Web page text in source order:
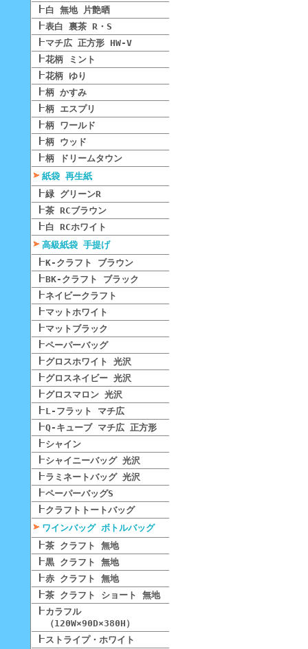
白 無地 片艶晒
表白 裏茶 R・S
マチ広 正方形 HW-V
花柄 ミント
花柄 ゆり
柄 かすみ
柄 エスプリ
柄 ワールド
柄 ウッド
柄 ドリームタウン
紙袋 再生紙
緑 グリーンR
茶 RCブラウン
白 RCホワイト
高級紙袋 手提げ
K-クラフト ブラウン
BK-クラフト ブラック
ネイビークラフト
マットホワイト
マットブラック
ペーパーバッグ
グロスホワイト 光沢
グロスネイビー 光沢
グロスマロン 光沢
L-フラット マチ広
Q-キューブ マチ広 正方形
シャイン
シャイニーバッグ 光沢
ラミネートバッグ 光沢
ペーパーバッグS
クラフトトートバッグ
ワインバッグ ボトルバッグ
茶 クラフト 無地
黒 クラフト 無地
赤 クラフト 無地
茶 クラフト ショート 無地
カラフル
（120W×90D×380H）
ストライプ・ホワイト